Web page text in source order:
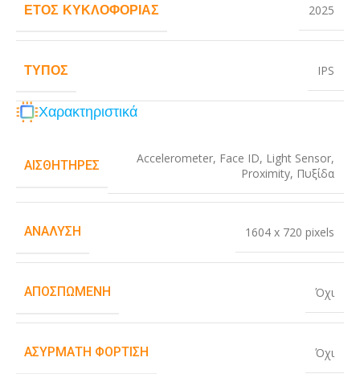
ΈΤΟΣ ΚΥΚΛΟΦΟΡΊΑΣ 2025
ΤΎΠΟΣ IPS
Χαρακτηριστικά
ΑΙΣΘΗΤΉΡΕΣ Accelerometer, Face ID, Light Sensor,
Proximity, Πυξίδα
ΑΝΆΛΥΣΗ 1604 x 720 pixels
ΑΠΟΣΠΏΜΕΝΗ Όχι
ΑΣΎΡΜΑΤΗ ΦΌΡΤΙΣΗ Όχι